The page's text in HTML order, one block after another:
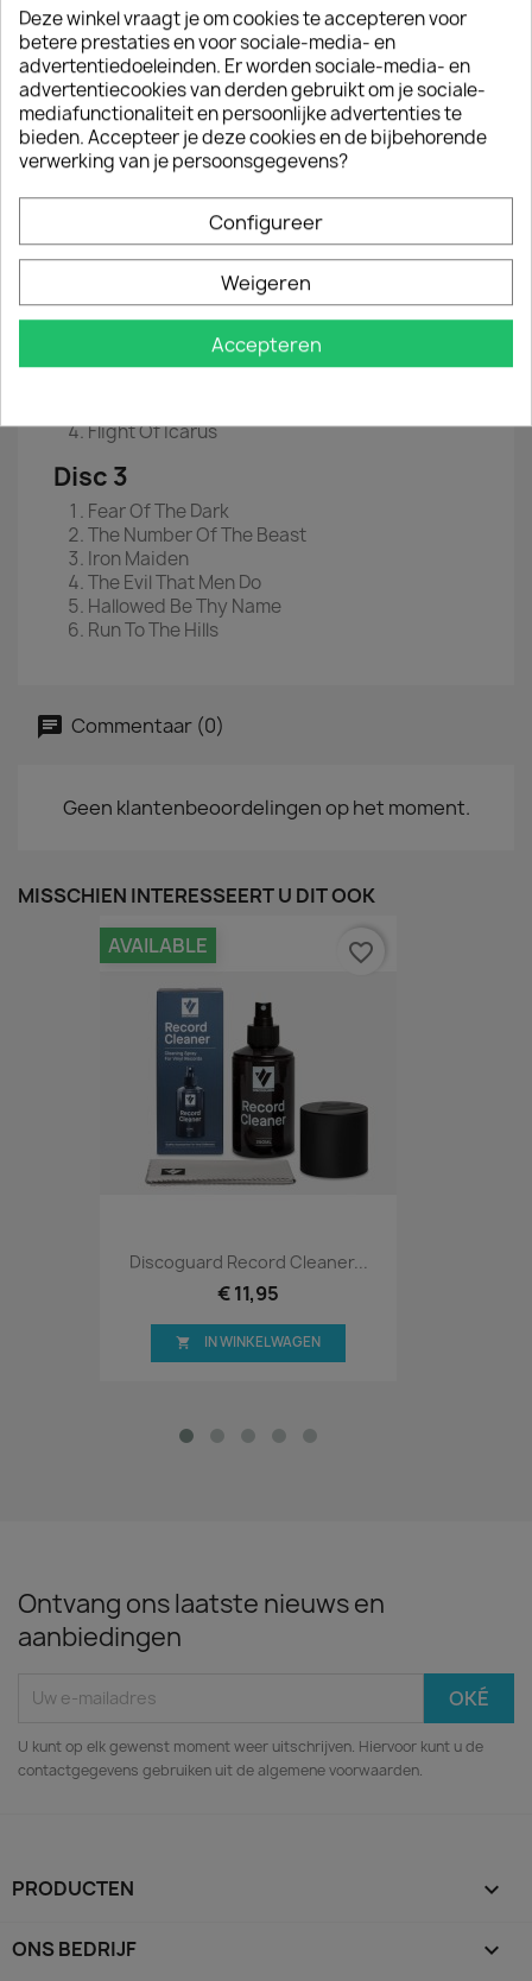
EAN0190295204709
Jaar :2020
Disc 1
Churchill's Speech
Aces High
2 Minutes To Midnight
The Trooper
Disc 2
For The Greater Good Of God
Flight Of Icarus
Disc 3
Fear Of The Dark
The Number Of The Beast
Iron Maiden
The Evil That Men Do
Hallowed Be Thy Name
Run To The Hills
Commentaar (0)
Geen klantenbeoordelingen op het moment.
MISSCHIEN INTERESSEERT U DIT OOK
Discoguard Record Cleaner...
€ 11,95
AVAILABLE
 IN WINKELWAGEN
favorite_border
Ontvang ons laatste nieuws en
aanbiedingen
U kunt op elk gewenst moment weer uitschrijven. Hiervoor kunt u de
contactgegevens gebruiken uit de algemene voorwaarden.
PRODUCTEN 
ONS BEDRIJF 
Deze winkel vraagt je om cookies te accepteren voor
betere prestaties en voor sociale-media- en
advertentiedoeleinden. Er worden sociale-media- en
advertentiecookies van derden gebruikt om je sociale-
mediafunctionaliteit en persoonlijke advertenties te
bieden. Accepteer je deze cookies en de bijbehorende
verwerking van je persoonsgegevens?
Configureer
Weigeren
Accepteren